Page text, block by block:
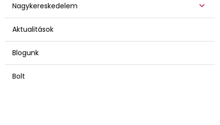
Nagykereskedelem
Aktualitások
Blogunk
Bolt